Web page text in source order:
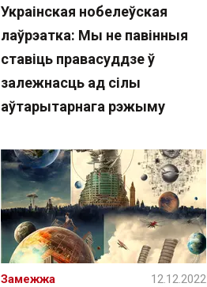
Украінская нобелеўская
лаўрэатка: Мы не павінныя
ставіць правасуддзе ў
залежнасць ад сілы
аўтарытарнага рэжыму
Замежжа 12.12.2022